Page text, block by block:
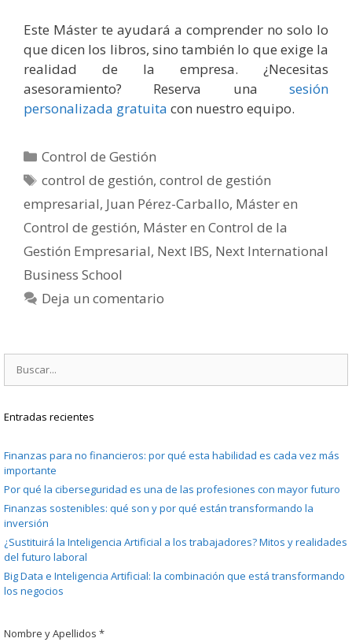
Este Máster te ayudará a comprender no solo lo
que dicen los libros, sino también lo que exige la
realidad de la empresa. ¿Necesitas
asesoramiento? Reserva una sesión
personalizada gratuita con nuestro equipo.
Categorías
Control de Gestión
Etiquetas
control de gestión,control de gestión
empresarial, Juan Pérez-Carballo, Máster en
Control de gestión, Máster en Control de la
Gestión Empresarial, Next IBS, Next International
Business School
Deja un comentario
Entradas recientes
Finanzas para no financieros: por qué esta habilidad es cada vez más
importante
Por qué la ciberseguridad es una de las profesiones con mayor futuro
Finanzas sostenibles: qué son y por qué están transformando la
inversión
¿Sustituirá la Inteligencia Artificial a los trabajadores? Mitos y realidades
del futuro laboral
Big Data e Inteligencia Artificial: la combinación que está transformando
los negocios
Nombre y Apellidos *